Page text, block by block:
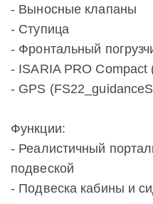
- Выносные клапаны
- Ступица
- Фронтальный
- ISARIA PRO
- GPS
Функции:
- Реалистичный
подвеской
- Подвеска кабины и